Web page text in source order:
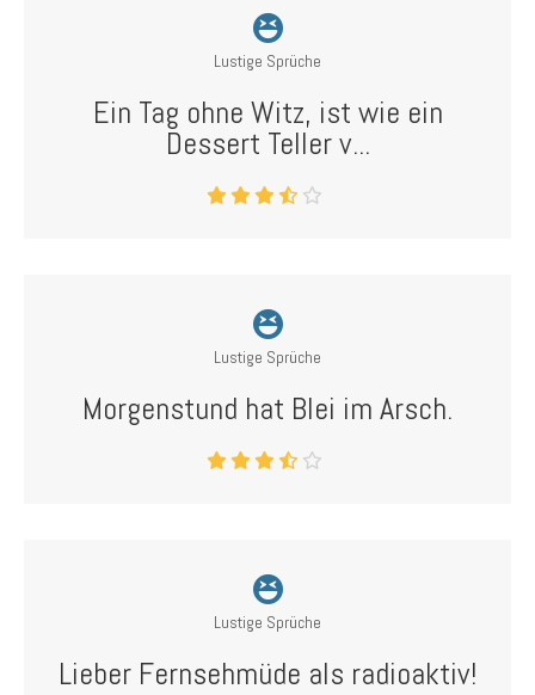
Lustige Sprüche
Ein Tag ohne Witz, ist wie ein
Dessert Teller v...
Lustige Sprüche
Morgenstund hat Blei im Arsch.
Lustige Sprüche
Lieber Fernsehmüde als radioaktiv!